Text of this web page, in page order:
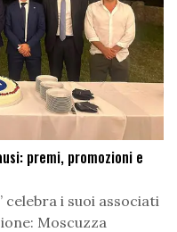
premi, promozioni e
celebra i suoi associati
Moscuzza